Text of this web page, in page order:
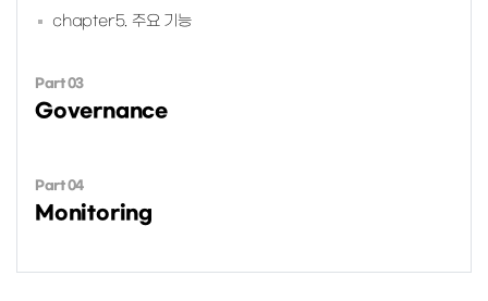
chapter5. 주요 기능
Part 03
Governance
Part 04
Monitoring